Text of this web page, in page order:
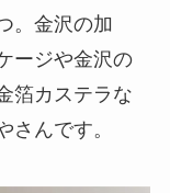
。金沢の加
ージや金沢の
箔カステラな
さんです。